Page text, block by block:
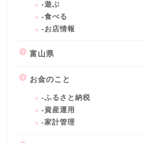
-遊ぶ
-食べる
-お店情報
富山県
お金のこと
-ふるさと納税
-資産運用
-家計管理